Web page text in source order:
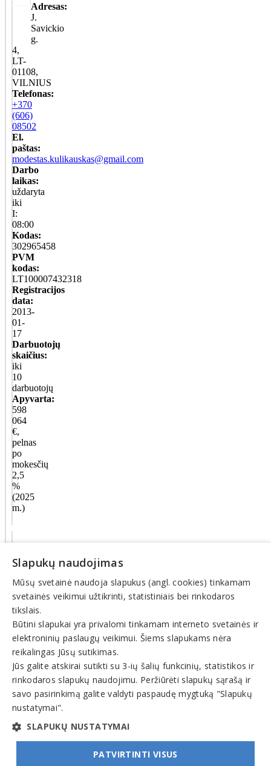
Adresas:
J.
Savickio
g.
4,
LT-
01108,
VILNIUS
Telefonas:
+370
(606)
08502
El.
paštas:
modestas.kulikauskas@gmail.com
Darbo
laikas:
uždaryta
iki
I:
08:00
Kodas:
302965458
PVM
kodas:
LT100007432318
Registracijos
data:
2013-
01-
17
Darbuotojų
skaičius:
iki
10
darbuotojų
Apyvarta:
598
064
€,
pelnas
po
mokesčių
2,5
%
(2025
m.)
sritys
Kompiuteriai,
kompiuterių
dalys
© INFOMINTA, UAB. Visos teisės saugomos. Telefonas+370
6900 1551. El. paštasinfo@1551.info
Pagrindinis
Tikslinti duomenis
Transportas
El. parduotuvės
Pagalba
Pasiūlymai
Slapukų naudojimas
Mūsų svetainė naudoja slapukus (angl. cookies) tinkamam
svetainės veikimui užtikrinti, statistiniais bei rinkodaros
tikslais.
Būtini slapukai yra privalomi tinkamam interneto svetainės ir
elektroninių paslaugų veikimui. Šiems slapukams nėra
reikalingas Jūsų sutikimas.
Jūs galite atskirai sutikti su 3-ių šalių funkcinių, statistikos ir
rinkodaros slapukų naudojimu. Peržiūrėti slapukų sąrašą ir
savo pasirinkimą galite valdyti paspaudę mygtuką "Slapukų
nustatymai".
SLAPUKŲ NUSTATYMAI
PATVIRTINTI VISUS